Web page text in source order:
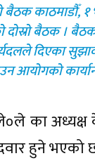
काठमाडौँ, १
बैठक ।
दिएका
आयोगको
का अध्यक्ष
हुने भएको